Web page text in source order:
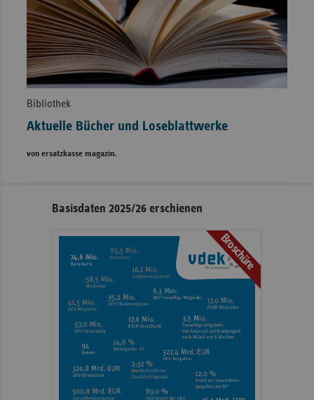
Bibliothek
Aktuelle Bücher und Loseblattwerke
von ersatzkasse magazin.
Seitennavigation
Seitenleiste
Informationen
Basisdaten 2025/26 erschienen
Broschüre